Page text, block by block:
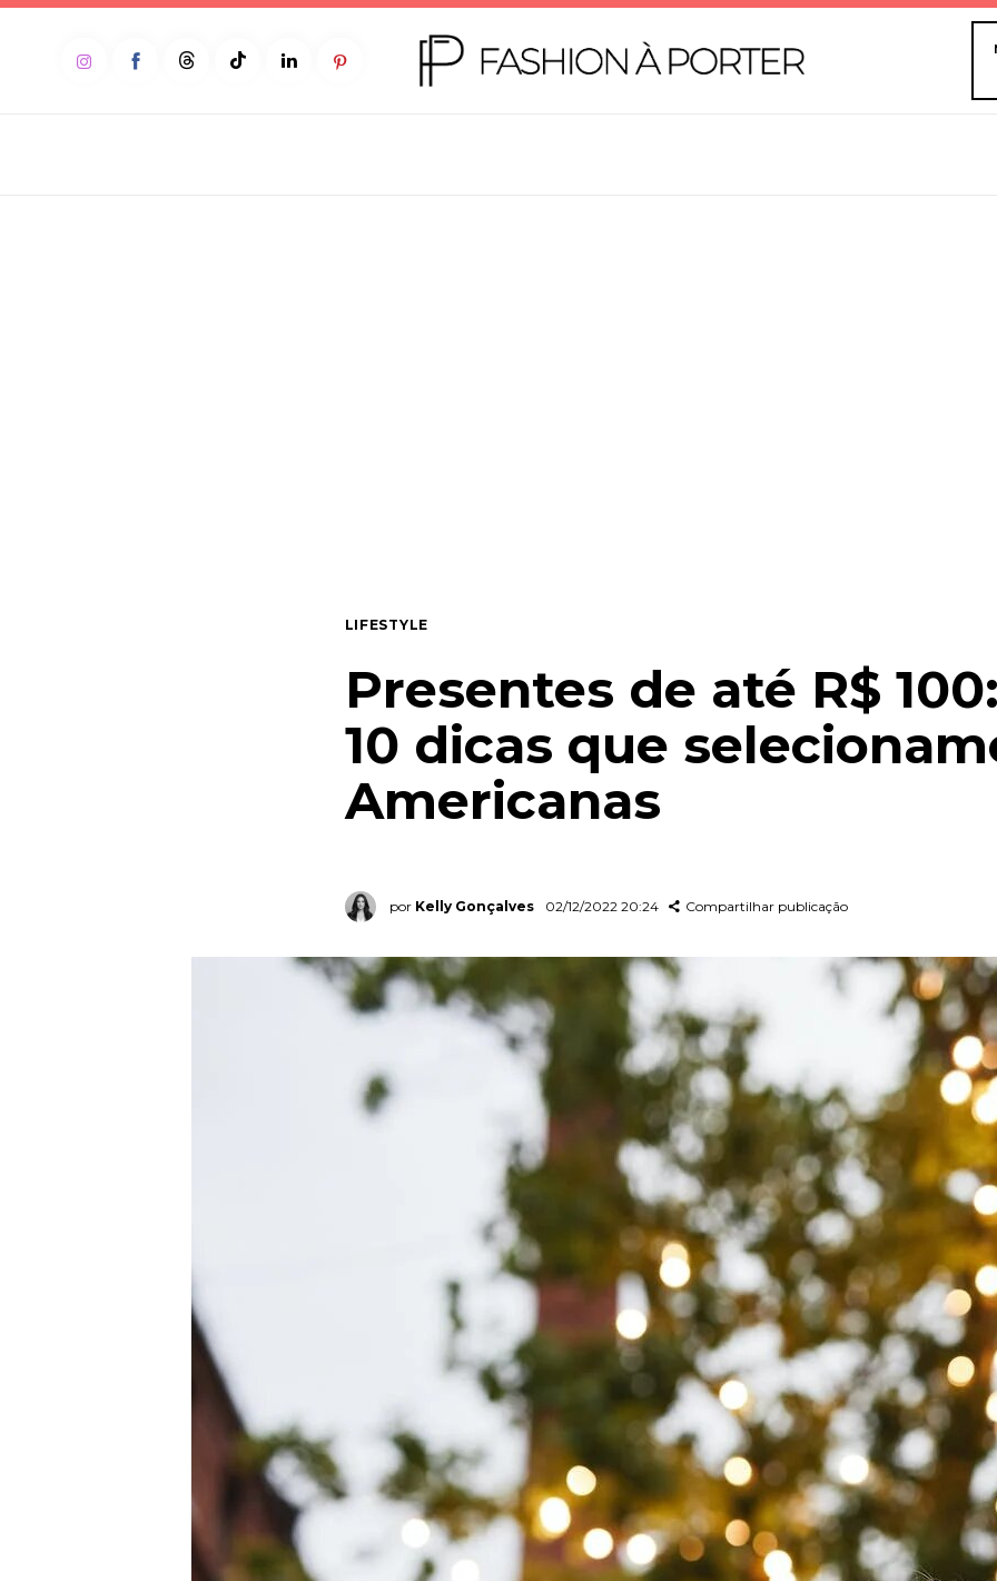
LIFESTYLE
Presentes de até R$
10 dicas que
Americanas
por Kelly Gonçalves 02/12/2022 20:24 Compartilhar publicação